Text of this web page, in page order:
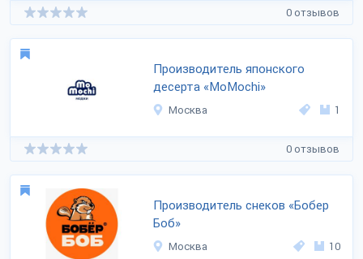
0 отзывов
Производитель японского
десерта «MoMochi»
Москва 1
0 отзывов
Производитель снеков «Бобер
Боб»
Москва 10